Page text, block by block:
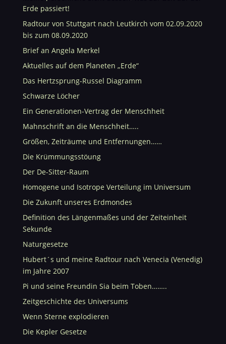
Erde passiert!
Radtour von Stuttgart nach Leutkirch vom 02.09.2020
bis zum 08.09.2020
Brief an Angela Merkel
Aktuelles auf dem Planeten „Erde“
Das Hertzsprung-Russel Diagramm
Schwarze Löcher
Ein Generationen-Vertrag der Menschheit
Mahnschrift an die Menschheit…..
Größen, Zeiträume und Entfernungen……
Die Krümmungsstöung
Der De-Sitter-Raum
Homogene und Isotrope Verteilung im Universum
Die Zukunft unseres Erdmondes
Definition des Längenmaßes und der Zeiteinheit
Sekunde
Naturgesetze
Hubert´s und meine Radtour nach Venecia (Venedig)
im Jahre 2007
Pi und seine Freundin Sia beim Toben……..
Zeitgeschichte des Universums
Wenn Sterne explodieren
Die Kepler Gesetze